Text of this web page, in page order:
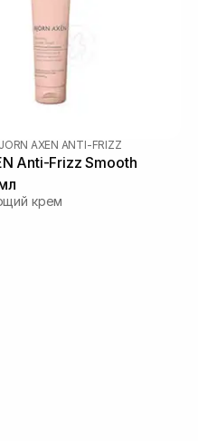
AXEN ANTI-FRIZZ
Anti-Frizz Smooth
крем